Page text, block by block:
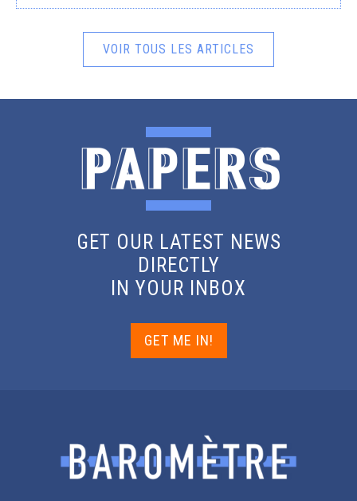
VOIR TOUS LES ARTICLES
GET OUR LATEST NEWS
DIRECTLY
IN YOUR INBOX
GET ME IN!